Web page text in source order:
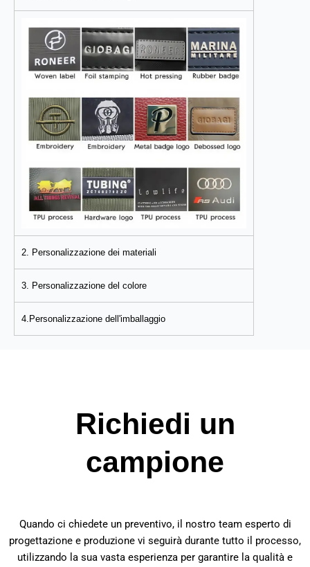
2. Personalizzazione dei materiali
3. Personalizzazione del colore
4.Personalizzazione dell'imballaggio
Richiedi un
campione
Quando ci chiedete un preventivo, il nostro team esperto di
progettazione e produzione vi seguirà durante tutto il processo,
utilizzando la sua vasta esperienza per garantire la qualità e